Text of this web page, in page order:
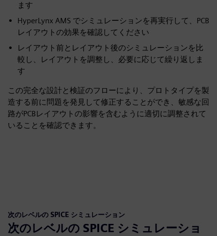
ます
HyperLynx AMS でシミュレーションを再実行して、PCB
レイアウトの効果を確認してください
レイアウト前とレイアウト後のシミュレーションを比
較し、レイアウトを調整し、必要に応じて繰り返しま
す
この完全な設計と検証のフローにより、プロトタイプを製
造する前に問題を発見して修正することができ、敏感な回
路がPCBレイアウトの影響を含むように適切に調整されて
いることを確認できます。
次のレベルの SPICE シミュレーション
次のレベルの SPICE シミュレーショ